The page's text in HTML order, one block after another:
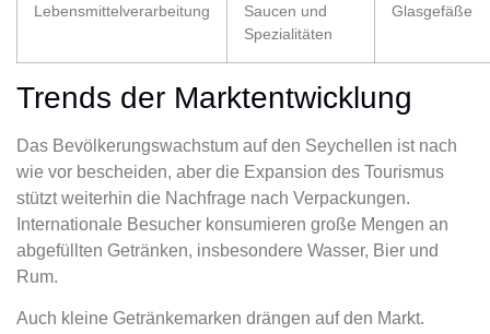
Lebensmittelverarbeitung
Saucen und
Spezialitäten
Glasgefäße
Trends der Marktentwicklung
Das Bevölkerungswachstum auf den Seychellen ist nach
wie vor bescheiden, aber die Expansion des Tourismus
stützt weiterhin die Nachfrage nach Verpackungen.
Internationale Besucher konsumieren große Mengen an
abgefüllten Getränken, insbesondere Wasser, Bier und
Rum.
Auch kleine Getränkemarken drängen auf den Markt.